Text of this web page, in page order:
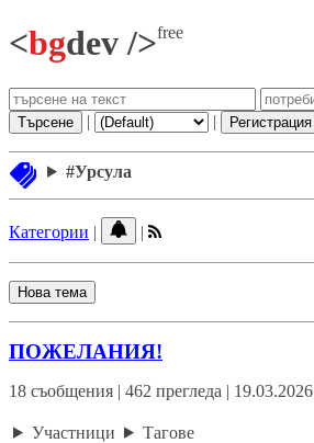
<bgdev />free
Търсене | | Регистрация
#Урсула
Категории | |
Нова тема
ПОЖЕЛАНИЯ!
18 съобщения | 462 прегледа | 19.03.2026
Участници Тагове